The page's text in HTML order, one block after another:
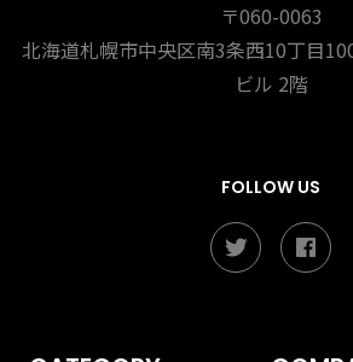
〒060-0063
北海道札幌市中央区南3条西10丁目
ビル 2階
FOLLOW US